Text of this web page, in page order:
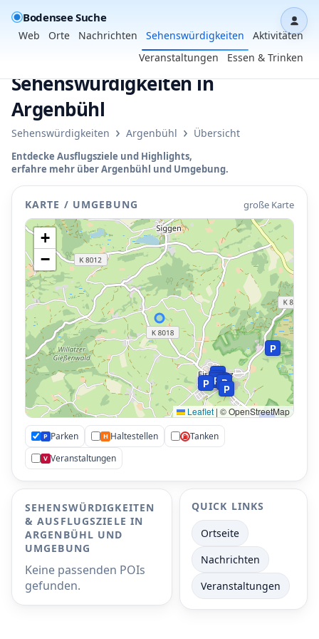
Bodensee Suche
Web Orte Nachrichten Sehenswürdigkeiten
Aktivitäten
Veranstaltungen
Essen & Trinken
Sehenswürdigkeiten in
Argenbühl
Sehenswürdigkeiten › Argenbühl › Übersicht
Entdecke Ausflugsziele und Highlights,
erfahre mehr über Argenbühl und Umgebung.
KARTE / UMGEBUNG große Karte
P
P
P
P
P
PPP
P
P
P
P P
+
−
Leaflet | © OpenStreetMap
P Parken H Haltestellen ⛽ Tanken
V Veranstaltungen
SEHENSWÜRDIGKEITEN
& AUSFLUGSZIELE IN
ARGENBÜHL UND
UMGEBUNG
Keine passenden POIs
gefunden.
QUICK LINKS
Ortseite
Nachrichten
Veranstaltungen